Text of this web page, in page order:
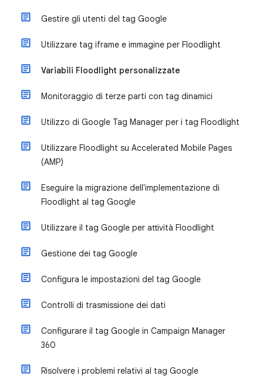
Gestire gli utenti del tag Google
Utilizzare tag iframe e immagine per Floodlight
Variabili Floodlight personalizzate
Monitoraggio di terze parti con tag dinamici
Utilizzo di Google Tag Manager per i tag Floodlight
Utilizzare Floodlight su Accelerated Mobile Pages
(AMP)
Eseguire la migrazione dell'implementazione di
Floodlight al tag Google
Utilizzare il tag Google per attività Floodlight
Gestione dei tag Google
Configura le impostazioni del tag Google
Controlli di trasmissione dei dati
Configurare il tag Google in Campaign Manager
360
Risolvere i problemi relativi al tag Google